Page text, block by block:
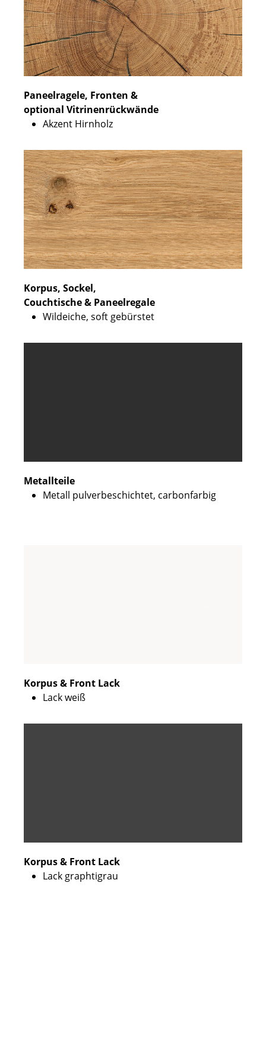
Paneelragele, Fronten &
optional Vitrinenrückwände
Akzent Hirnholz
Korpus, Sockel,
Couchtische & Paneelregale
Wildeiche, soft gebürstet
Metallteile
Metall pulverbeschichtet, carbonfarbig
Korpus & Front Lack
Lack weiß
Korpus & Front Lack
Lack graphtigrau